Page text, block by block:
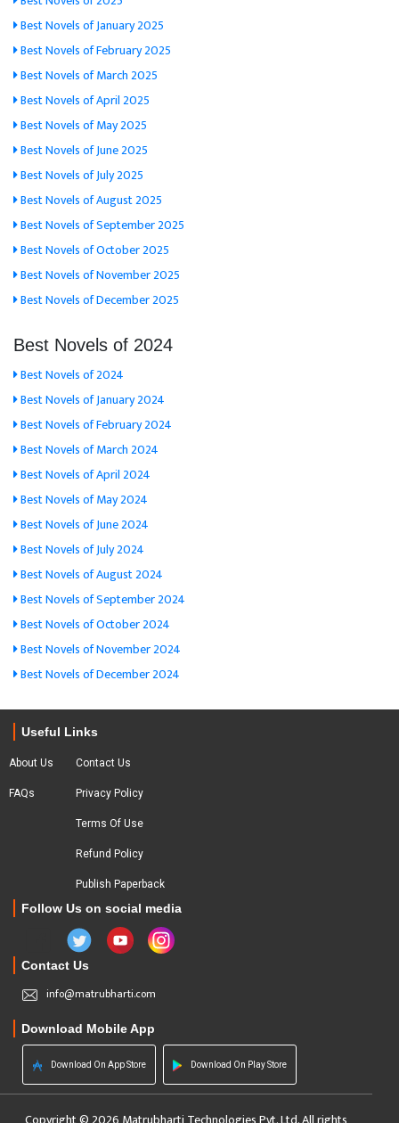
Best Novels of January 2025
Best Novels of February 2025
Best Novels of March 2025
Best Novels of April 2025
Best Novels of May 2025
Best Novels of June 2025
Best Novels of July 2025
Best Novels of August 2025
Best Novels of September 2025
Best Novels of October 2025
Best Novels of November 2025
Best Novels of December 2025
Best Novels of 2024
Best Novels of 2024
Best Novels of January 2024
Best Novels of February 2024
Best Novels of March 2024
Best Novels of April 2024
Best Novels of May 2024
Best Novels of June 2024
Best Novels of July 2024
Best Novels of August 2024
Best Novels of September 2024
Best Novels of October 2024
Best Novels of November 2024
Best Novels of December 2024
Useful Links
About Us
FAQs
Contact Us
Privacy Policy
Terms Of Use
Refund Policy
Publish Paperback
Follow Us on social media
Contact Us
info@matrubharti.com
Download Mobile App
Download On App Store Download On Play Store